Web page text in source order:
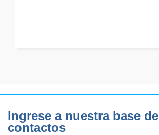
Ingrese a nuestra base de
contactos